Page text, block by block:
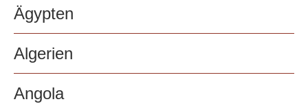
Ägypten
Algerien
Angola